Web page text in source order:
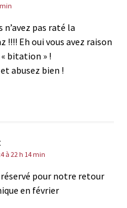
n’avez pas raté la
!!!! Eh oui vous avez raison
bitation » !
abusez bien !
à 22 h 14 min
réservé pour notre retour
en février